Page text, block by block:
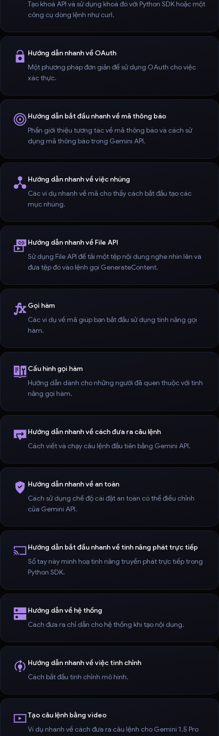
Tạo khoá API và sử dụng khoá đó với Python SDK hoặc một
công cụ dòng lệnh như curl.
Hướng dẫn nhanh về OAuth
Một phương pháp đơn giản để sử dụng OAuth cho việc
xác thực.
Hướng dẫn bắt đầu nhanh về mã thông báo
Phần giới thiệu tương tác về mã thông báo và cách sử
dụng mã thông báo trong Gemini API.
Hướng dẫn nhanh về việc nhúng
Các ví dụ nhanh về mã cho thấy cách bắt đầu tạo các
mục nhúng.
Hướng dẫn nhanh về File API
Sử dụng File API để tải một tệp nội dung nghe nhìn lên và
đưa tệp đó vào lệnh gọi GenerateContent.
Gọi hàm
Các ví dụ về mã giúp bạn bắt đầu sử dụng tính năng gọi
hàm.
Cấu hình gọi hàm
Hướng dẫn dành cho những người đã quen thuộc với tính
năng gọi hàm.
Hướng dẫn nhanh về cách đưa ra câu lệnh
Cách viết và chạy câu lệnh đầu tiên bằng Gemini API.
Hướng dẫn nhanh về an toàn
Cách sử dụng chế độ cài đặt an toàn có thể điều chỉnh
của Gemini API.
Hướng dẫn bắt đầu nhanh về tính năng phát trực tiếp
Sổ tay này minh hoạ tính năng truyền phát trực tiếp trong
Python SDK.
Hướng dẫn về hệ thống
Cách đưa ra chỉ dẫn cho hệ thống khi tạo nội dung.
Hướng dẫn nhanh về việc tinh chỉnh
Cách bắt đầu tinh chỉnh mô hình.
Tạo câu lệnh bằng video
Ví dụ nhanh về cách đưa ra câu lệnh cho Gemini 1.5 Pro